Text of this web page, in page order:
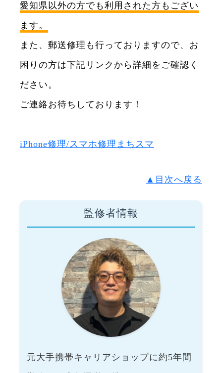
愛知県以外の方でも利用された方もござい
ます。
また、郵送修理も行っておりますので、お
困りの方は下記リンクから詳細をご確認く
ださい。
ご連絡お待ちしております！
iPhone修理/スマホ修理まちスマ
▲目次へ戻る
監修者情報
元大手携帯キャリアショップに約5年間